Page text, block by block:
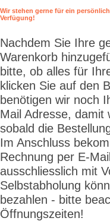
Wir stehen gerne für ein
Verfügung!
Nachdem Sie Ihre
Warenkorb
bitte, ob alles für
klicken Sie auf den
benötigen wir noch
Mail Adresse, damit
sobald die
Im Anschluss
Rechnung per E-
ausschliesslich mit
Selbstabholung
bezahlen - bitte
Öffnungszeiten!